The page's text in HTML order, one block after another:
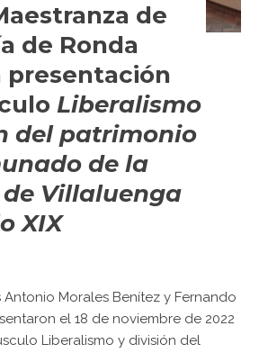
de
de Ronda
presentación
Liberalismo
del patrimonio
de la
Villaluenga
XIX
Antonio Morales Benítez y Fernando
el 18 de noviembre de 2022
Liberalismo y división del